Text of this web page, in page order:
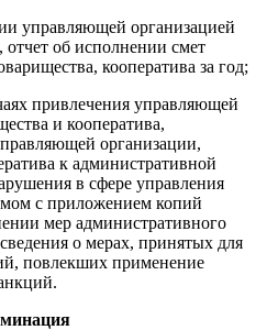
управляющей организацией
отчет об исполнении смет
кооператива за год;
привлечения управляющей
и кооператива,
организации,
к административной
в сфере управления
с приложением копий
мер административного
о мерах, принятых для
повлекших применение